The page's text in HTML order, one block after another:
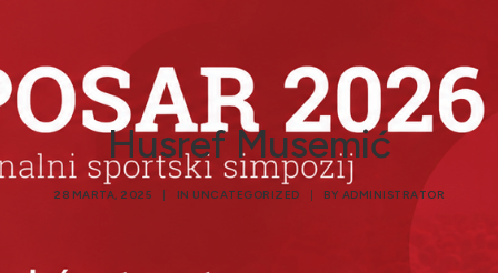
Učesnici
Multimedija
Kontakt
Husref Musemić
28 MARTA, 2025 | IN UNCATEGORIZED | BY ADMINISTRATOR